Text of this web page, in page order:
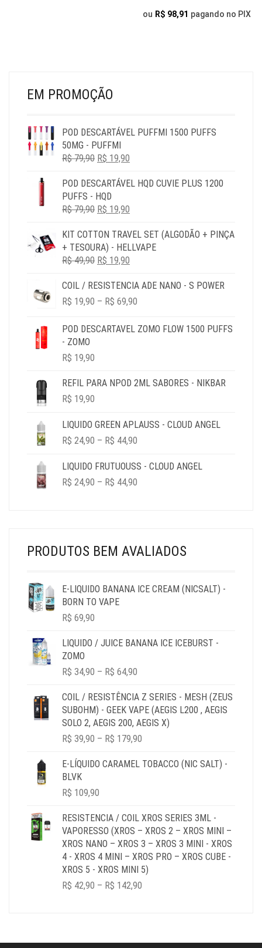
ESCOLHIDAS
SER
ou R$ 98,91 pagando no PIX
EM PROMOÇÃO
POD DESCARTÁVEL PUFFMI 1500 PUFFS
50MG - PUFFMI
R$79,90 O
ORIGINAL
ERA:
R$ 79,90.
R$ 19,90
ATUAL
POD DESCARTÁVEL HQD CUVIE PLUS 1200
PUFFS - HQD
R$79,90 O
ORIGINAL
ERA:
R$ 79,90.
R$ 19,90
ATUAL
É:
KIT COTTON TRAVEL SET (ALGODÃO + PINÇA
+ TESOURA) - HELLVAPE
R$49,90 O
ORIGINAL
ERA:
R$ 19,90
ATUAL
É:
COIL / RESISTENCIA ADE NANO - S POWER
R$ 19,90 – R$ 69,90
R$ 19,90
POD DESCARTAVEL ZOMO FLOW 1500 PUFFS
- ZOMO
R$ 19,90
REFIL PARA NPOD 2ML SABORES - NIKBAR
R$ 19,90
LIQUIDO GREEN APLAUSS - CLOUD ANGEL
R$ 24,90 – R$ 44,90
R$ 24,90
LIQUIDO FRUTUOUSS - CLOUD ANGEL
R$ 24,90 – R$ 44,90
PRODUTOS BEM AVALIADOS
E-LIQUIDO BANANA ICE CREAM (NICSALT) -
BORN TO VAPE
R$ 69,90
LIQUIDO / JUICE BANANA ICE ICEBURST -
ZOMO
R$ 34,90 – R$ 64,90
R$ 34,90
THROUGH
R$ 64,90
COIL / RESISTÊNCIA Z SERIES - MESH (ZEUS
SUBOHM) - GEEK VAPE (AEGIS L200 , AEGIS
SOLO 2, AEGIS 200, AEGIS X)
R$ 39,90 – R$ 179,90
R$ 39,90
E-LÍQUIDO CARAMEL TOBACCO (NIC SALT) -
BLVK
R$ 109,90
RESISTENCIA / COIL XROS SERIES 3ML -
VAPORESSO (XROS – XROS 2 – XROS MINI –
XROS NANO – XROS 3 – XROS 3 MINI - XROS
4 - XROS 4 MINI – XROS PRO – XROS CUBE -
XROS 5 - XROS MINI 5)
R$ 42,90 – R$ 142,90